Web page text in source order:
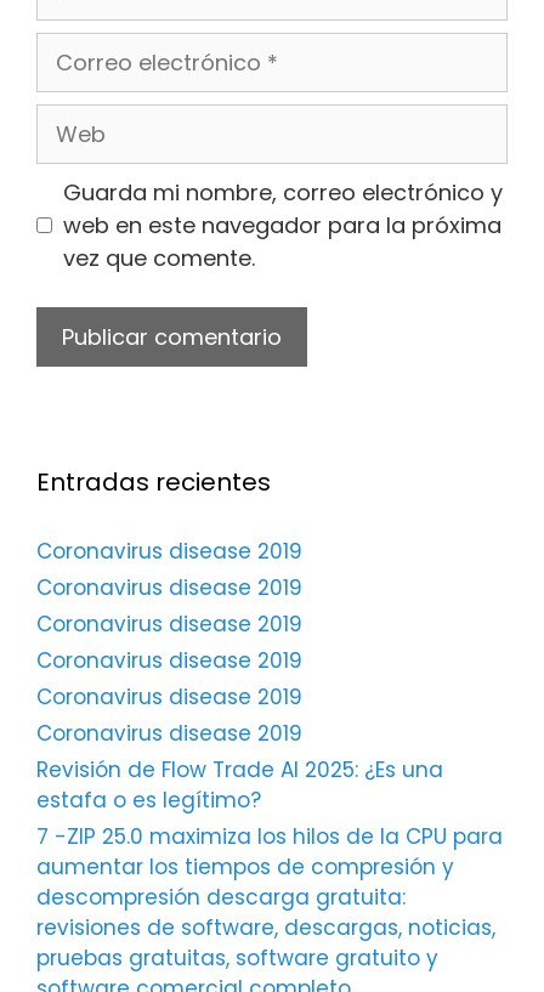
Correo
Web
Guarda mi nombre, correo electrónico y
web en este navegador para la próxima
vez que comente.
Entradas recientes
Coronavirus disease 2019
Coronavirus disease 2019
Coronavirus disease 2019
Coronavirus disease 2019
Coronavirus disease 2019
Coronavirus disease 2019
Revisión de Flow Trade AI 2025: ¿Es una
estafa o es legítimo?
7 -ZIP 25.0 maximiza los hilos de la CPU para
aumentar los tiempos de compresión y
descompresión descarga gratuita:
revisiones de software, descargas, noticias,
pruebas gratuitas, software gratuito y